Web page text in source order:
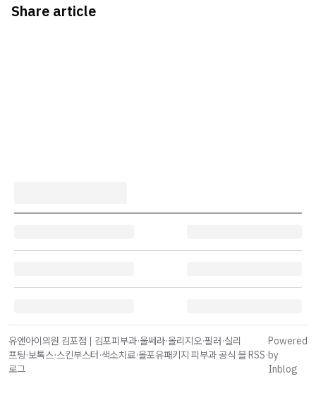
Share article
유앤아이의원 김포점 | 김포피부과·울쎄라·올리지오·필러·실리
프팅·보톡스·스킨부스터·색소치료·올포유패키지 피부과 공식 블
로그
RSS·
Powered
by
Inblog